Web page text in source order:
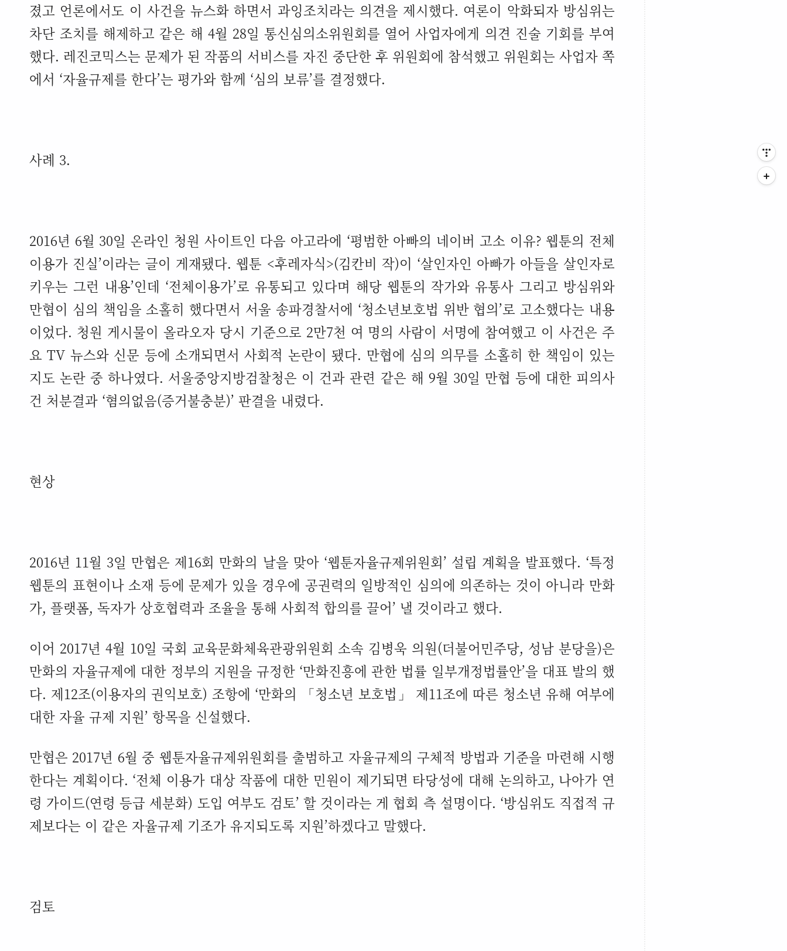
졌고 언론에서도 이 사건을 뉴스화 하면서 과잉조치라는 의견을 제시했다. 여론이 악화되자 방심위는
차단 조치를 해제하고 같은 해 4월 28일 통신심의소위원회를 열어 사업자에게 의견 진술 기회를 부여
했다. 레진코믹스는 문제가 된 작품의 서비스를 자진 중단한 후 위원회에 참석했고 위원회는 사업자 쪽
에서 ‘자율규제를 한다’는 평가와 함께 ‘심의 보류’를 결정했다.
사례 3.
2016년 6월 30일 온라인 청원 사이트인 다음 아고라에 ‘평범한 아빠의 네이버 고소 이유?웹툰의 전체
이용가 진실’이라는 글이 게재됐다.웹툰 <후레자식>(김칸비 작)이 ‘살인자인 아빠가 아들을 살인자로
키우는 그런 내용’인데 ‘전체이용가’로 유통되고 있다며 해당 웹툰의 작가와 유통사 그리고 방심위와
만협이 심의 책임을 소홀히 했다면서 서울 송파경찰서에 ‘청소년보호법 위반 협의’로 고소했다는 내용
이었다. 청원 게시물이 올라오자 당시 기준으로 2만7천 여 명의 사람이 서명에 참여했고 이 사건은 주
요TV 뉴스와 신문 등에 소개되면서 사회적 논란이 됐다. 만협에 심의 의무를 소홀히 한 책임이 있는
지도 논란 중 하나였다. 서울중앙지방검찰청은 이 건과 관련 같은 해 9월 30일 만협 등에 대한 피의사
건 처분결과 ‘혐의없음(증거불충분)’ 판결을 내렸다.
현상
2016년 11월 3일 만협은 제16회 만화의 날을 맞아 ‘웹툰자율규제위원회’ 설립 계획을 발표했다. ‘특정
웹툰의 표현이나 소재 등에 문제가 있을 경우에 공권력의 일방적인 심의에 의존하는 것이 아니라 만화
가, 플랫폼, 독자가 상호협력과 조율을 통해 사회적 합의를 끌어’ 낼 것이라고 했다.
이어 2017년 4월 10일 국회 교육문화체육관광위원회 소속 김병욱 의원(더불어민주당, 성남 분당을)은
만화의 자율규제에 대한 정부의 지원을 규정한 ‘만화진흥에 관한 법률 일부개정법률안’을 대표 발의 했
다. 제12조(이용자의 권익보호) 조항에 ‘만화의 「청소년 보호법 」 제11조에 따른 청소년 유해 여부에
대한 자율 규제 지원’ 항목을 신설했다.
만협은 2017년 6월 중 웹툰자율규제위원회를 출범하고 자율규제의 구체적 방법과 기준을 마련해 시행
한다는 계획이다. ‘전체 이용가 대상 작품에 대한 민원이 제기되면 타당성에 대해 논의하고, 나아가 연
령 가이드(연령 등급 세분화) 도입 여부도 검토’ 할 것이라는 게 협회 측 설명이다. ‘방심위도 직접적 규
제보다는 이 같은 자율규제 기조가 유지되도록 지원’하겠다고 말했다.
검토